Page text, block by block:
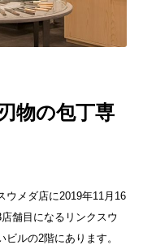
物の包丁専
ウメダ店に2019年11月16
舗目になるリンクスウ
ルの2階にあります。